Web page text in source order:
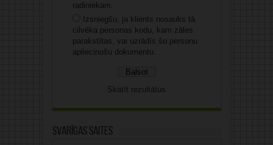
radiniekam.
Izsniegšu, ja klients nosauks tā
cilvēka personas kodu, kam zāles
parakstītas, vai uzrādīs šo personu
apliecinošu dokumentu.
Skatīt rezultātus
Svarīgas saites